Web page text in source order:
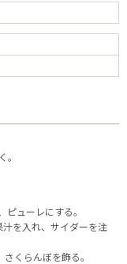
ューレにする。
を入れ、サイダーを注
くらんぼを飾る。